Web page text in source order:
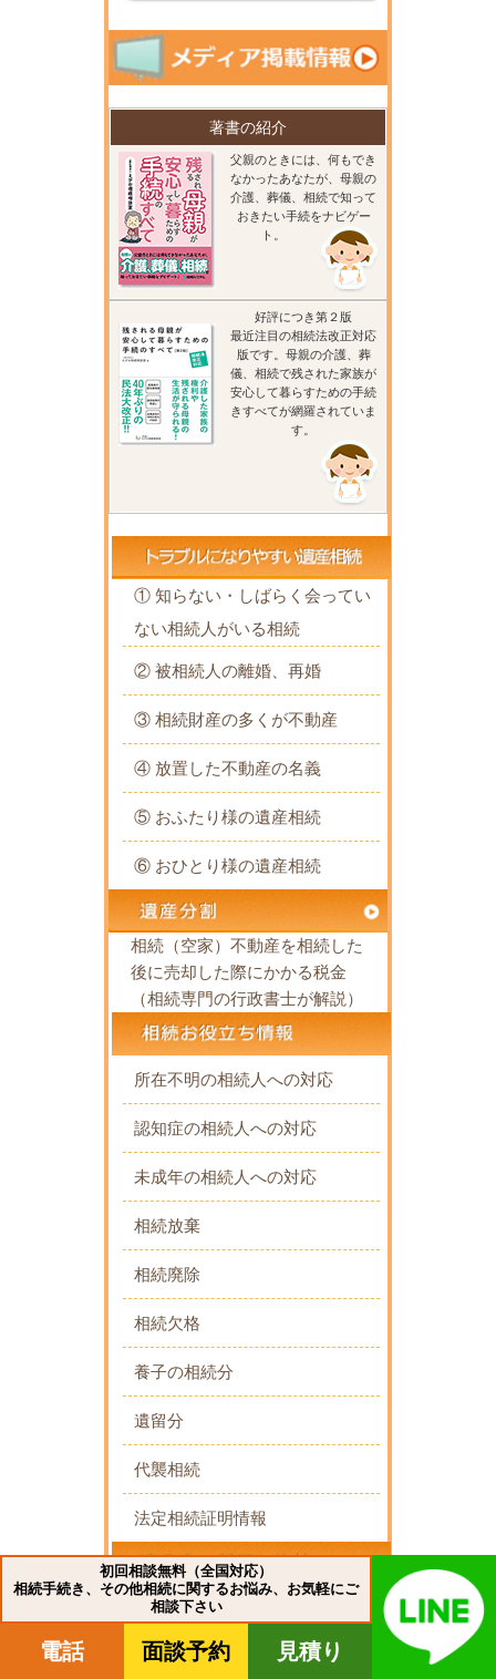
著書の紹介
父親のときには、何もでき
なかったあなたが、母親の
介護、葬儀、相続で知って
おきたい手続をナビゲー
ト。
好評につき第２版
最近注目の相続法改正対応
版です。母親の介護、葬
儀、相続で残された家族が
安心して暮らすための手続
きすべてが網羅されていま
す。
① 知らない・しばらく会ってい
ない相続人がいる相続
② 被相続人の離婚、再婚
③ 相続財産の多くが不動産
④ 放置した不動産の名義
⑤ おふたり様の遺産相続
⑥ おひとり様の遺産相続
相続（空家）不動産を相続した
後に売却した際にかかる税金
（相続専門の行政書士が解説）
所在不明の相続人への対応
認知症の相続人への対応
未成年の相続人への対応
相続放棄
相続廃除
相続欠格
養子の相続分
遺留分
代襲相続
法定相続証明情報
遺言書の種類と比較
遺言書検認
初回相談無料（全国対応）
相続手続き、その他相続に関するお悩み、お気軽にご
相談下さい
電話 面談予約 見積り